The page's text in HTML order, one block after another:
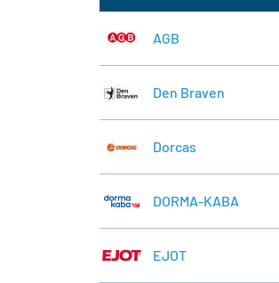
AGB
Den Braven
Dorcas
DORMA-KABA
EJOT